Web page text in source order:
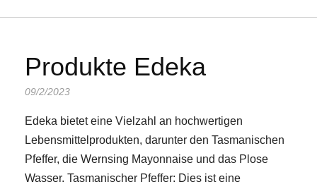
Produkte Edeka
09/2/2023
Edeka bietet eine Vielzahl an hochwertigen
Lebensmittelprodukten, darunter den Tasmanischen
Pfeffer, die Wernsing Mayonnaise und das Plose
Wasser. Tasmanischer Pfeffer: Dies ist eine